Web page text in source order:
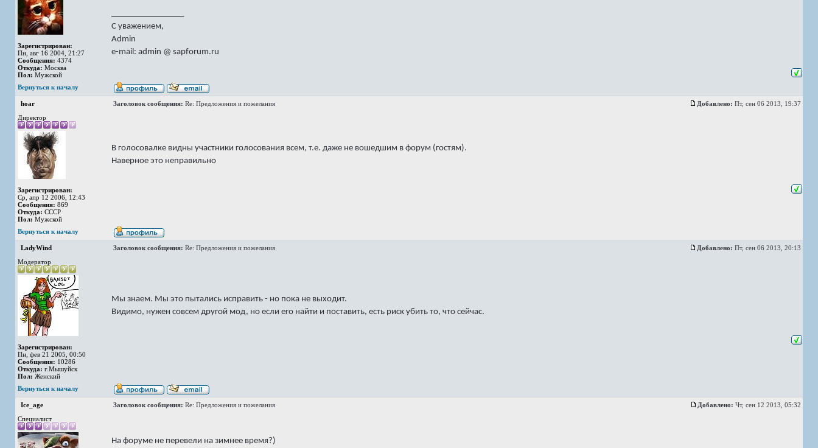
Зарегистрирован:
Пн, авг 16 2004, 21:27
Сообщения: 4374
Откуда: Москва
Пол: Мужской
С уважением,
Admin
e-mail: admin @ sapforum.ru
Вернуться к началу
hoar Заголовок сообщения: Re: Предложения и пожелания Добавлено: Пт, сен 06 2013, 19:37
Директор
Зарегистрирован:
Ср, апр 12 2006, 12:43
Сообщения: 869
Откуда: СССР
Пол: Мужской
В голосовалке видны участники голосования всем, т.е. даже не вошедшим в форум (гостям).
Наверное это неправильно
Вернуться к началу
LadyWind Заголовок сообщения: Re: Предложения и пожелания Добавлено: Пт, сен 06 2013, 20:13
Модератор
Зарегистрирован:
Пн, фев 21 2005, 00:50
Сообщения: 10286
Откуда: г.Мышуйск
Пол: Женский
Мы знаем. Мы это пытались исправить - но пока не выходит.
Видимо, нужен совсем другой мод, но если его найти и поставить, есть риск убить то, что сейчас.
Вернуться к началу
Ice_age Заголовок сообщения: Re: Предложения и пожелания Добавлено: Чт, сен 12 2013, 05:32
Специалист
На форуме не перевели на зимнее время?)